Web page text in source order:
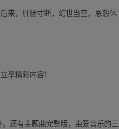
来，肝肠寸断，幻世当空，恩怨休
享精彩内容！
还有主题曲完整版，由爱音乐的三